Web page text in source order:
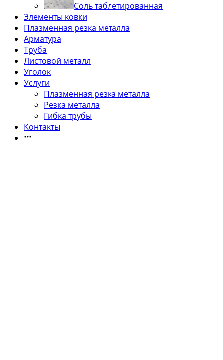
Соль таблетированная
Элементы ковки
Плазменная резка металла
Арматура
Труба
Листовой металл
Уголок
Услуги
Плазменная резка металла
Резка металла
Гибка трубы
Контакты